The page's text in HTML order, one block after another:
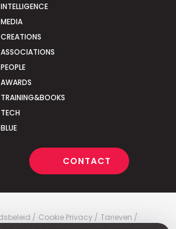
INTELLIGENCE
MEDIA
CREATIONS
ASSOCIATIONS
PEOPLE
AWARDS
TRAINING&BOOKS
TECH
BLUE
CONTACT
Cookie Privacy
Tarieven